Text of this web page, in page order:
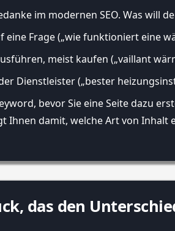
im modernen SEO. Was will
eine Frage („wie funktioniert eine
meist kaufen („vaillant
Dienstleister („bester
bevor Sie eine Seite dazu
Ihnen damit, welche Art von
das den